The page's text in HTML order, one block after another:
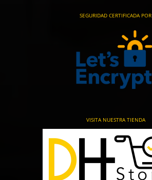
SEGURIDAD CERTIFICADA POR
VISITA NUESTRA TIENDA